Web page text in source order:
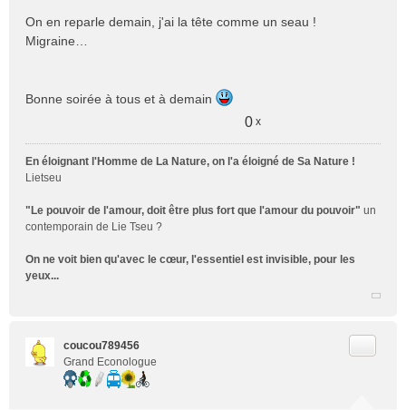
On en reparle demain, j'ai la tête comme un seau !
Migraine…
Bonne soirée à tous et à demain
0 x
En éloignant l'Homme de La Nature, on l'a éloigné de Sa Nature !
Lietseu
"Le pouvoir de l'amour, doit être plus fort que l'amour du pouvoir" un
contemporain de Lie Tseu ?
On ne voit bien qu'avec le cœur, l'essentiel est invisible, pour les
yeux...
coucou789456
Grand Econologue